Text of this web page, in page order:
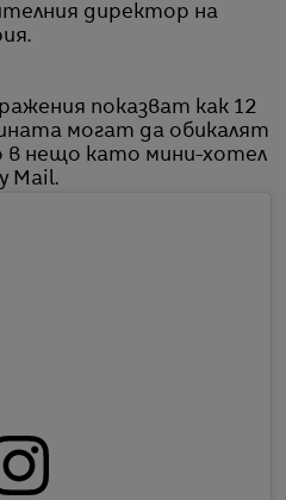
директор на
показват как 12
могат да обикалят
в нещо като мини-хотел
Mail.